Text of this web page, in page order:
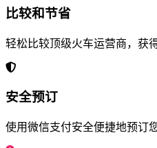
比较和节省
轻松比较顶级火车运营商，获
安全预订
使用微信支付安全便捷地预订